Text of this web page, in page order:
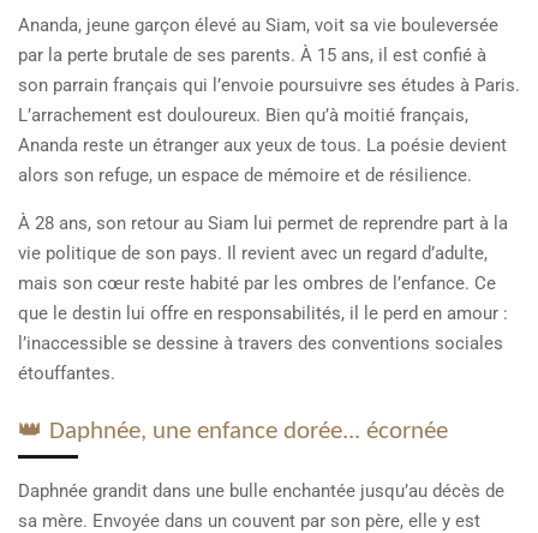
Ananda, jeune garçon élevé au Siam, voit sa vie bouleversée
par la perte brutale de ses parents. À 15 ans, il est confié à
son parrain français qui l’envoie poursuivre ses études à Paris.
L’arrachement est douloureux. Bien qu’à moitié français,
Ananda reste un étranger aux yeux de tous. La poésie devient
alors son refuge, un espace de mémoire et de résilience.
À 28 ans, son retour au Siam lui permet de reprendre part à la
vie politique de son pays. Il revient avec un regard d’adulte,
mais son cœur reste habité par les ombres de l’enfance. Ce
que le destin lui offre en responsabilités, il le perd en amour :
l’inaccessible se dessine à travers des conventions sociales
étouffantes.
👑 Daphnée, une enfance dorée... écornée
Daphnée grandit dans une bulle enchantée jusqu’au décès de
sa mère. Envoyée dans un couvent par son père, elle y est